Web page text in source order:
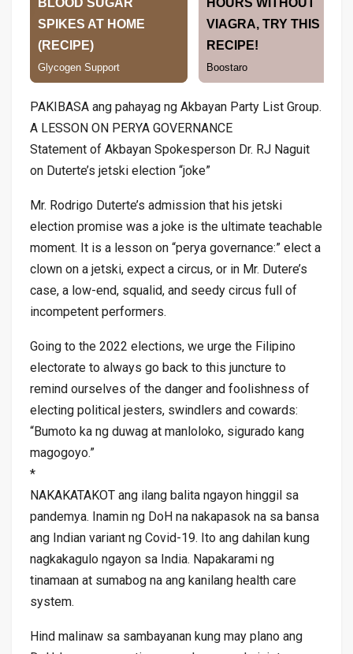
PAKIBASA ang pahayag ng Akbayan Party List Group.
A LESSON ON PERYA GOVERNANCE
Statement of Akbayan Spokesperson Dr. RJ Naguit
on Duterte’s jetski election “joke”
Mr. Rodrigo Duterte’s admission that his jetski
election promise was a joke is the ultimate teachable
moment. It is a lesson on “perya governance:” elect a
clown on a jetski, expect a circus, or in Mr. Dutere’s
case, a low-end, squalid, and seedy circus full of
incompetent performers.
Going to the 2022 elections, we urge the Filipino
electorate to always go back to this juncture to
remind ourselves of the danger and foolishness of
electing political jesters, swindlers and cowards:
“Bumoto ka ng duwag at manloloko, sigurado kang
magogoyo.”
*
NAKAKATAKOT ang ilang balita ngayon hinggil sa
pandemya. Inamin ng DoH na nakapasok na sa bansa
ang Indian variant ng Covid-19. Ito ang dahilan kung
nagkakagulo ngayon sa India. Napakarami ng
tinamaan at sumabog na ang kanilang health care
system.
Hind malinaw sa sambayanan kung may plano ang